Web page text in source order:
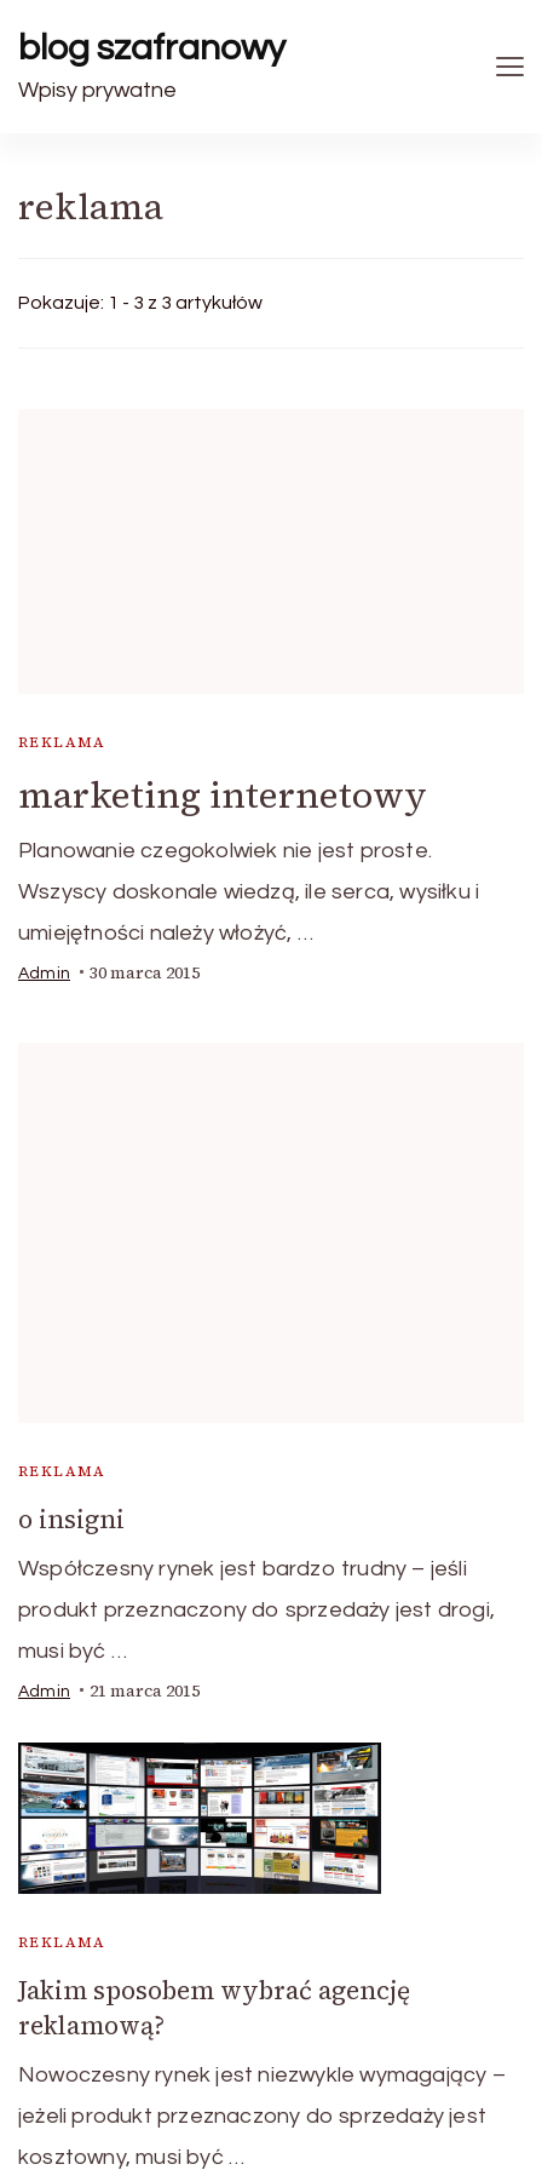
blog szafranowy
Wpisy prywatne
reklama
Pokazuje: 1 - 3 z 3 artykułów
REKLAMA
marketing internetowy
Planowanie czegokolwiek nie jest proste.
Wszyscy doskonale wiedzą, ile serca, wysiłku i
umiejętności należy włożyć, …
Admin 30 marca 2015
REKLAMA
o insigni
Współczesny rynek jest bardzo trudny – jeśli
produkt przeznaczony do sprzedaży jest drogi,
musi być …
Admin 21 marca 2015
REKLAMA
Jakim sposobem wybrać agencję
reklamową?
Nowoczesny rynek jest niezwykle wymagający –
jeżeli produkt przeznaczony do sprzedaży jest
kosztowny, musi być …